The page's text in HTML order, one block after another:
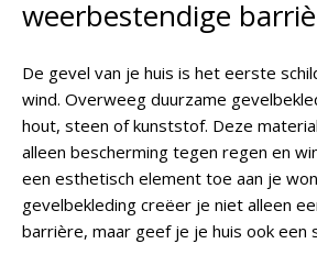
weerbestendige
De gevel van je huis is het eerste
wind. Overweeg duurzame
hout, steen of kunststof. Deze
alleen bescherming tegen regen en
een esthetisch element toe aan je
gevelbekleding creëer je niet alleen
barrière, maar geef je je huis ook een